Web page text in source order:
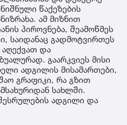
წაქეზების
ამ მიზნით
პიროვნება, შეამოწმეს
საიდანაც გადმოტვირთეს
და
გაარკვიეს მისი
ადგილის მისამართები,
გრაფიკი, რა გზით
სახლში.
ადგილი და